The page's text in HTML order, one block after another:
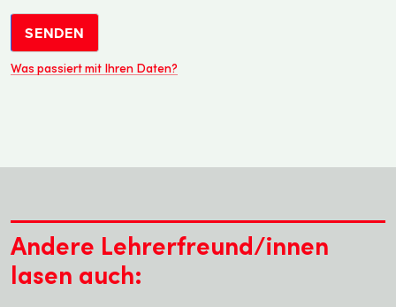
SENDEN
Was passiert mit Ihren Daten?
Andere Lehrerfreund/innen
lasen auch: